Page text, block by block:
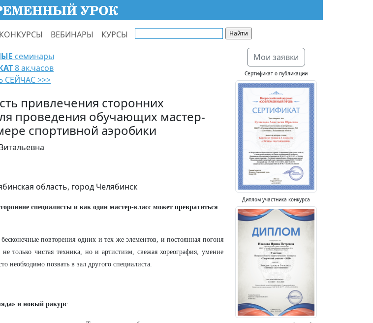
ВЕБИНАРЫ КУРСЫ
семинары
8 ак.часов
>>>
привлечения сторонних
проведения обучающих мастер-
спортивной аэробики
область, город Челябинск
специалисты и как один мастер-класс может превратиться
повторения одних и тех же элементов, и постоянная погоня
только чистая техника, но и артистизм, свежая хореография, умение
необходимо позвать в зал другого специалиста.
и новый ракурс
Мои заявки
Сертификат о публикации
Диплом участника конкурса